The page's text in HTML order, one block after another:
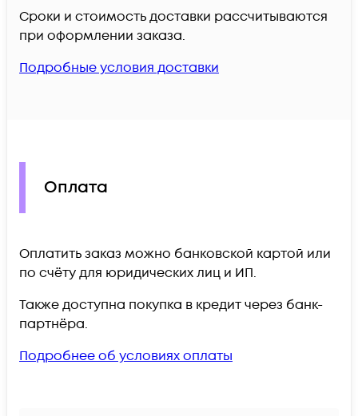
Сроки и стоимость доставки рассчитываются
при оформлении заказа.
Подробные условия доставки
Оплата
Оплатить заказ можно банковской картой или
по счёту для юридических лиц и ИП.
Также доступна покупка в кредит через банк-
партнёра.
Подробнее об условиях оплаты